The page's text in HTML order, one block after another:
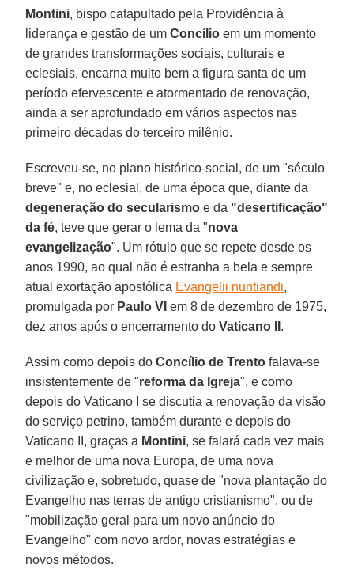
Montini, bispo catapultado pela Providência à
liderança e gestão de umConcílio em um momento
de grandes transformações sociais, culturais e
eclesiais, encarna muito bem a figura santa de um
período efervescente e atormentado de renovação,
ainda a ser aprofundado em vários aspectos nas
primeiro décadas do terceiro milênio.
Escreveu-se, no plano histórico-social, de um "século
breve" e, no eclesial, de uma época que, diante da
degeneração do secularismo e da "desertificação"
da fé, teve que gerar o lema da "nova
evangelização". Um rótulo que se repete desde os
anos 1990, ao qual não é estranha a bela e sempre
atual exortação apostólica Evangelii nuntiandi,
promulgada por Paulo VI em 8 de dezembro de 1975,
dez anos após o encerramento doVaticano II .
Assim como depois doConcílio de Trento falava-se
insistentemente de "reforma da Igreja", e como
depois do Vaticano I se discutia a renovação da visão
do serviço petrino, também durante e depois do
Vaticano II, graças a Montini, se falará cada vez mais
e melhor de uma nova Europa, de uma nova
civilização e, sobretudo, quase de "nova plantação do
Evangelho nas terras de antigo cristianismo", ou de
"mobilização geral para um novo anúncio do
Evangelho" com novo ardor, novas estratégias e
novos métodos.